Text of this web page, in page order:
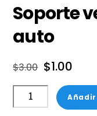
Soporte
auto
$3.00 El
precio
original
$1.00
Soporte
ventiladores